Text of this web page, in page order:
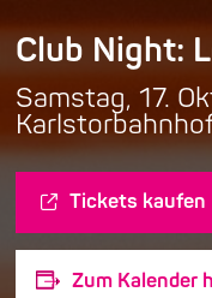
Club Night:
Samstag, 17.
Tickets kaufen
Zum Kalender